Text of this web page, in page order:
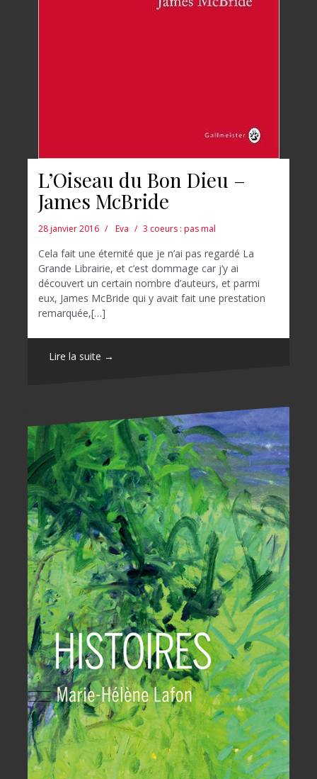
L’Oiseau du Bon Dieu –
James McBride
28 janvier 2016 Eva 3 coeurs : pas mal
Cela fait une éternité que je n’ai pas regardé La
Grande Librairie, et c’est dommage car j’y ai
découvert un certain nombre d’auteurs, et parmi
eux, James McBride qui y avait fait une prestation
remarquée,[…]
Lire la suite →